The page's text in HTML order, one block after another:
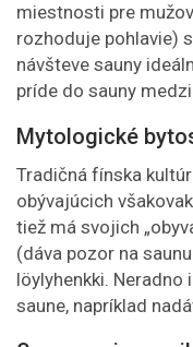
miestnosti pre
rozhoduje pohlavie)
návšteve sauny
príde do sauny
Mytologické
Tradičná fínska
obývajúcich
tiež má svojich
(dáva pozor na
löylyhenkki.
saune, napríklad